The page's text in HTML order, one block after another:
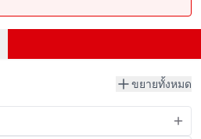
ขยายทั้งหมด